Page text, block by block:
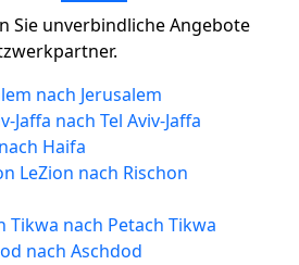
Sie unverbindliche Angebote
nach Jerusalem
Jaffa nach Tel Aviv-Jaffa
Haifa
LeZion nach Rischon
Tikwa nach Petach Tikwa
nach Aschdod